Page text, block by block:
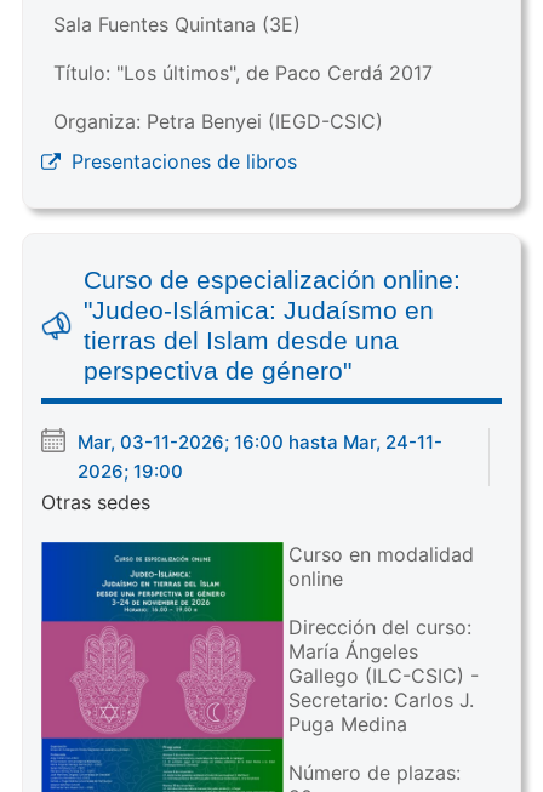
Sala Fuentes Quintana (3E)
Título: "Los últimos", de Paco Cerdá 2017
Organiza: Petra Benyei (IEGD-CSIC)
Presentaciones de libros
Curso de especialización online:
"Judeo-Islámica: Judaísmo en
tierras del Islam desde una
perspectiva de género"
Mar, 03-11-2026; 16:00 hasta Mar, 24-11-
2026; 19:00
Otras sedes
Curso en modalidad
online
Dirección del curso:
María Ángeles
Gallego (ILC-CSIC) -
Secretario: Carlos J.
Puga Medina
Número de plazas: